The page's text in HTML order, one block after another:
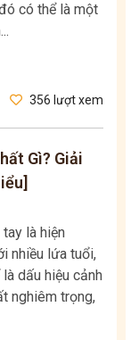
có thể là một
356 lượt xem
Gì? Giải
là hiện
nhiều lứa tuổi,
dấu hiệu cảnh
nghiêm trọng,